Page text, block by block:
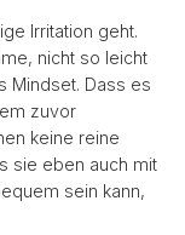
Irritation geht.
nicht so leicht
Mindset. Dass es
zuvor
keine reine
sie eben auch mit
sein kann,